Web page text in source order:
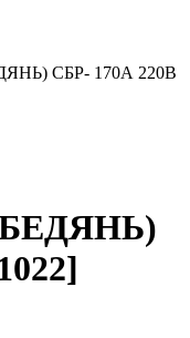
СБР- 170А 220В